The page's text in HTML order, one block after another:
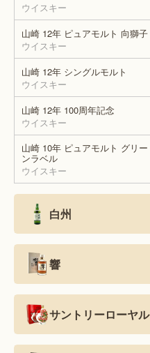
ウイスキー
山崎 12年 ピュアモルト 向獅子
ウイスキー
山崎 12年 シングルモルト
ウイスキー
山崎 12年 100周年記念
ウイスキー
山崎 10年 ピュアモルト グリー
ンラベル
ウイスキー
白州
響
サントリーローヤル